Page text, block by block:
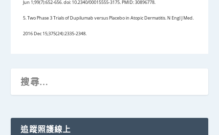
Jun 1;99(7):652-656. doi: 10.2340/00015555-3175. PMID: 30896778.
5. Two Phase 3 Trials of Dupilumab versus Placebo in Atopic Dermatitis. N Engl J Med.
2016 Dec 15;375(24):2335-2348.
追蹤照護線上